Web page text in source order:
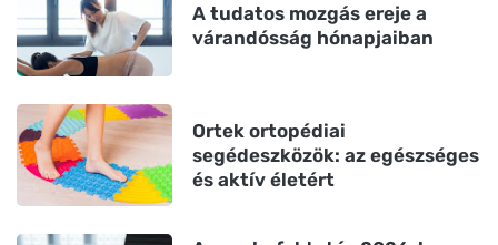
A tudatos mozgás ereje a
várandósság hónapjaiban
Ortek ortopédiai
segédeszközök: az egészséges
és aktív életért